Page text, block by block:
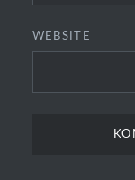
WEBSITE